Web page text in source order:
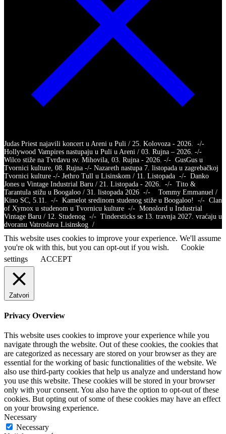
Judas Priest najavili koncert u Areni u Puli / 25. Kolovoza - 2026. -/-
Hollywood Vampires nastupaju u Puli u Areni / 03. Rujna – 2026. -/-
Wilco stiže na Tvrđavu sv. Mihovila, 03. Rujna - 2026. -/- GusGus u
Tvornici kulture, 08. Rujna -/- Nazareth nastupa 7. listopada u zagrebačkoj
Tvornici kulture -/- Jethro Tull u Lisinskom / 11. Listopada -/- Danko
Jones u Vintage Industrial Baru / 21. Listopada - 2026. -/- Tito &
Tarantula stižu u Boogaloo / 31. listopada 2026 -/- Tommy Emmanuel /
Kino SC, 5.11. -/- Kamelot sredinom studenog stiže u Boogaloo! -/- Clan
of Xymox u studenom u Tvornicu kulture -/- Monolord u Industrial
Vintage Baru / 12. Studenog -/- Tindersticks se 13. travnja 2027. vraćaju u
dvoranu Vatroslava Lisinskog /
This website uses cookies to improve your experience. We'll assume
you're ok with this, but you can opt-out if you wish.
Cookie
settings
ACCEPT
Zatvori
Privacy Overview
This website uses cookies to improve your experience while you
navigate through the website. Out of these cookies, the cookies that
are categorized as necessary are stored on your browser as they are
essential for the working of basic functionalities of the website. We
also use third-party cookies that help us analyze and understand how
you use this website. These cookies will be stored in your browser
only with your consent. You also have the option to opt-out of these
cookies. But opting out of some of these cookies may have an effect
on your browsing experience.
Necessary
Necessary